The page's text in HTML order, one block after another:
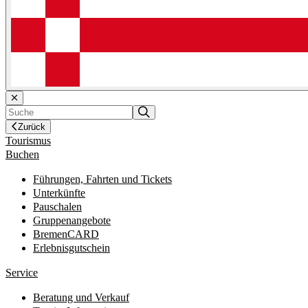
Zurück
Tourismus
Buchen
Führungen, Fahrten und Tickets
Unterkünfte
Pauschalen
Gruppenangebote
BremenCARD
Erlebnisgutschein
Service
Beratung und Verkauf